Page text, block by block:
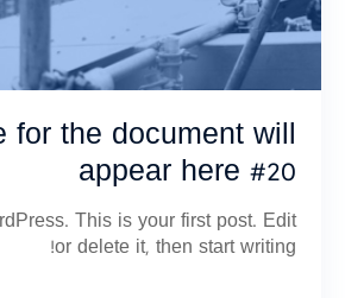
for the document will
appear here #20
This is your first post. Edit
or delete it, then start writing!